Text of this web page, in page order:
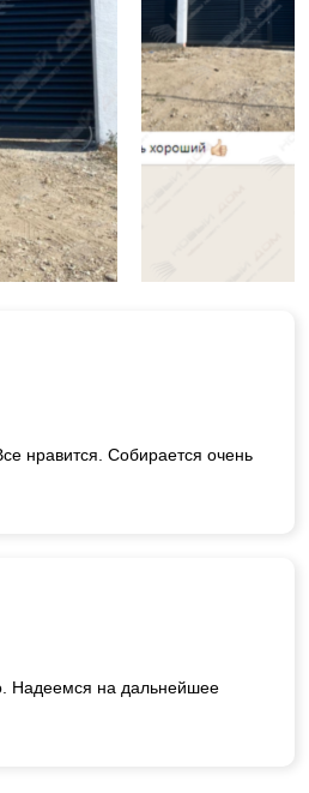
нравится. Собирается очень
Надеемся на дальнейшее